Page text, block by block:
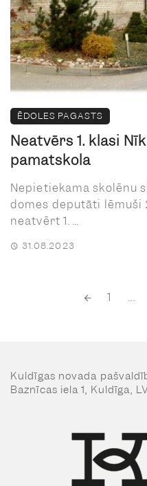
ĒDOLES PAGASTS
Neatvērs 1. klasi
pamatskolā
Nepietiekama skolēnu
domes deputāti
neatvērt 1. ...
31.08.2023
1 ...
Kuldīgas novada
Baznīcas iela 1, Kuldīga,